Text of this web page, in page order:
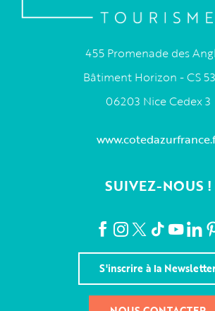
455 Promenade des
Bâtiment Horizon - CS
06203 Nice Cedex 3
SUIVEZ-NOUS !
S'inscrire à la